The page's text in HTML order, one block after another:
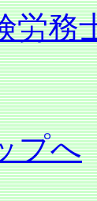
労務
プへ